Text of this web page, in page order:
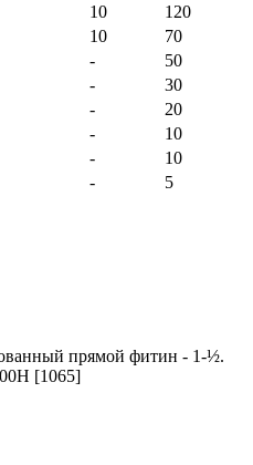
10
120
10
70
-
50
-
30
-
20
-
10
-
10
- 5
прямой фитин - 1-½.
[1065]